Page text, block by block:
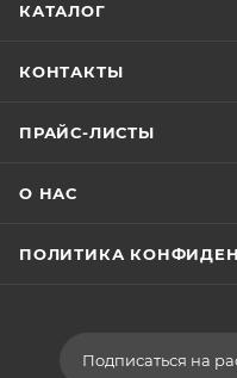
КАТАЛОГ
КОНТАКТЫ
ПРАЙС-ЛИСТЫ
О НАС
ПОЛИТИКА
Подписаться на